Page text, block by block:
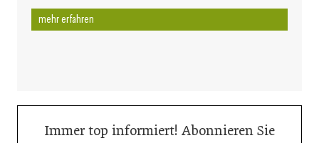
mehr erfahren
Immer top informiert! Abonnieren Sie